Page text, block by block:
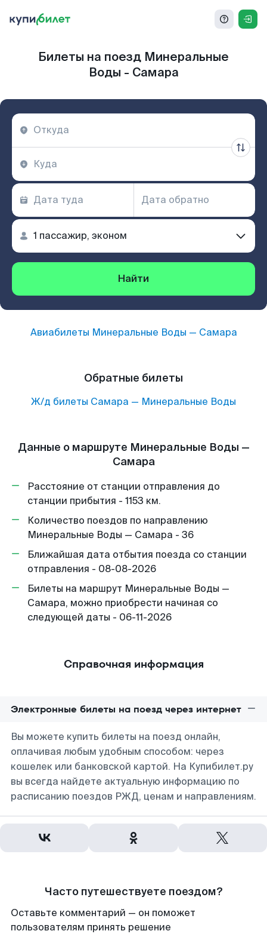
Билеты на поезд Минеральные
Воды - Самара
Найти
Авиабилеты Минеральные Воды — Самара
Обратные билеты
Ж/д билеты Самара — Минеральные Воды
Данные о маршруте Минеральные Воды —
Самара
Расстояние от станции отправления до
станции прибытия - 1153 км.
Количество поездов по направлению
Минеральные Воды — Самара - 36
Ближайшая дата отбытия поезда со станции
отправления - 08-08-2026
Билеты на маршрут Минеральные Воды —
Самара, можно приобрести начиная со
следующей даты - 06-11-2026
Справочная информация
Электронные билеты на поезд через интернет
Вы можете купить билеты на поезд онлайн,
оплачивая любым удобным способом: через
кошелек или банковской картой. На Купибилет.ру
вы всегда найдете актуальную информацию по
расписанию поездов РЖД, ценам и направлениям.
Часто путешествуете поездом?
Оставьте комментарий — он поможет
пользователям принять решение